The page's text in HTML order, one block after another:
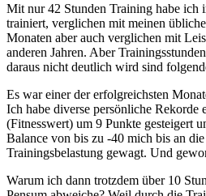
Mit nur 42 Stunden Training habe ich
trainiert, verglichen mit meinen
Monaten aber auch verglichen mit
anderen Jahren. Aber
daraus nicht deutlich wird sind
Es war einer der erfolgreichsten
Ich habe diverse persönliche Rekorde
(Fitnesswert) um 9 Punkte gesteigert
Balance von bis zu -40 mich bis an
Trainingsbelastung gewagt. Und
Warum ich dann trotzdem über 10